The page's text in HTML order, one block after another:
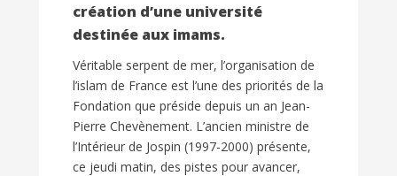
création d’une université
destinée aux imams.
Véritable serpent de mer, l’organisation de
l’islam de France est l’une des priorités de la
Fondation que préside depuis un an Jean-
Pierre Chevènement. L’ancien ministre de
l’Intérieur de Jospin (1997-2000) présente,
ce jeudi matin, des pistes pour avancer,